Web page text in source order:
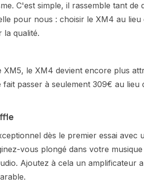
C'est simple, il rassemble tant de
pour nous : choisir le XM4 au
la qualité.
le XM4 devient encore plus
passer à seulement 309€ au
dès le premier essai avec
vous plongé dans votre
Ajoutez à cela un amplificateur